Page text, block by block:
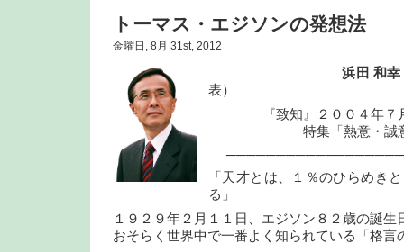
トーマス・エジソンの発想法
金曜日, 8月 31st, 2012
浜田 和幸
表）
『致知』２００４年７
特集「熱意・誠意・
「天才とは、１％のひらめき
る」
１９２９年２月１１日、エジソン８２歳の誕生
おそらく世界中で一番よく知られている「格言